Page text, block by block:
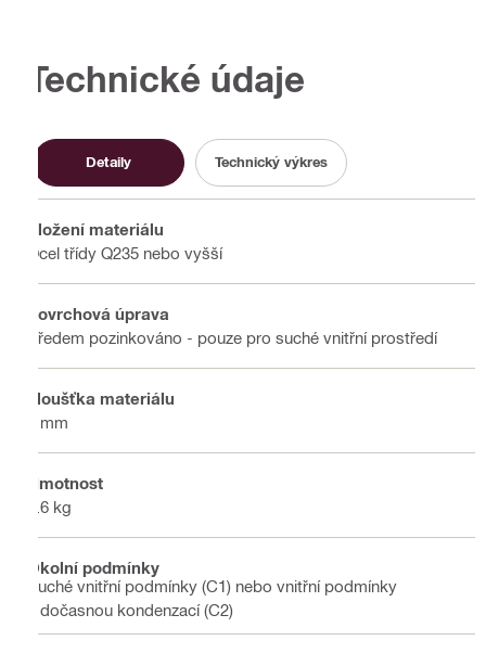
Technické údaje
Detaily Technický výkres
Složení materiálu
Ocel třídy Q235 nebo vyšší
Povrchová úprava
Předem pozinkováno - pouze pro suché vnitřní prostředí
Tloušťka materiálu
4 mm
Hmotnost
0.6 kg
Okolní podmínky
Suché vnitřní podmínky (C1) nebo vnitřní podmínky
s dočasnou kondenzací (C2)